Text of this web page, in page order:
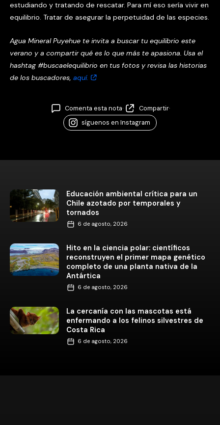
estudiando y tratando de rescatar. Para mí eso sería vivir en
equilibrio. Tratar de asegurar la perpetuidad de las especies.
Agua Mineral Puyehue te invita a buscar tu equilibrio este
verano y a compartir qué es lo que más te apasiona. Usa el
hashtag #buscaelequilibrio en tus fotos y revisa las historias
de los buscadores, aquí.
Comenta esta nota· Compartir·
síguenos en Instagram
Educación ambiental crítica para un
Chile azotado por temporales y
tornados
6 de agosto, 2026
Hito en la ciencia polar: científicos
reconstruyen el primer mapa genético
completo de una planta nativa de la
Antártica
6 de agosto, 2026
La cercanía con las mascotas está
enfermando a los felinos silvestres de
Costa Rica
6 de agosto, 2026